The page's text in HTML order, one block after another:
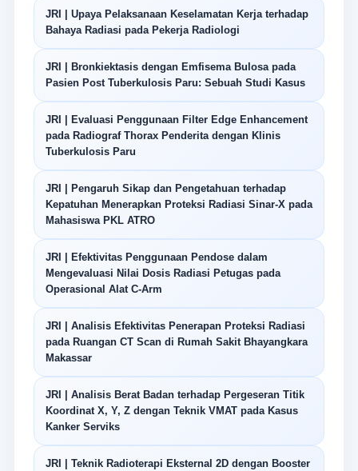
JRI | Upaya Pelaksanaan Keselamatan Kerja terhadap
Bahaya Radiasi pada Pekerja Radiologi
JRI | Bronkiektasis dengan Emfisema Bulosa pada
Pasien Post Tuberkulosis Paru: Sebuah Studi Kasus
JRI | Evaluasi Penggunaan Filter Edge Enhancement
pada Radiograf Thorax Penderita dengan Klinis
Tuberkulosis Paru
JRI | Pengaruh Sikap dan Pengetahuan terhadap
Kepatuhan Menerapkan Proteksi Radiasi Sinar-X pada
Mahasiswa PKL ATRO
JRI | Efektivitas Penggunaan Pendose dalam
Mengevaluasi Nilai Dosis Radiasi Petugas pada
Operasional Alat C-Arm
JRI | Analisis Efektivitas Penerapan Proteksi Radiasi
pada Ruangan CT Scan di Rumah Sakit Bhayangkara
Makassar
JRI | Analisis Berat Badan terhadap Pergeseran Titik
Koordinat X, Y, Z dengan Teknik VMAT pada Kasus
Kanker Serviks
JRI | Teknik Radioterapi Eksternal 2D dengan Booster